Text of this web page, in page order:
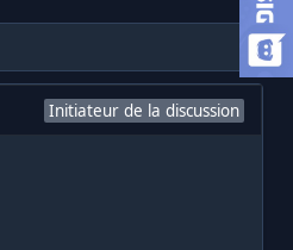
Initiateur de la discussion